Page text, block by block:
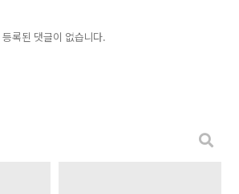
등록된 댓글이 없습니다.